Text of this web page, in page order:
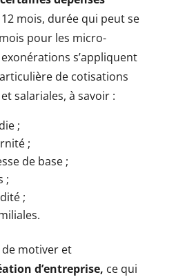
mois, durée qui peut se
pour les micro-
s’appliquent
de cotisations
salariales, à savoir :
;
;
de base ;
;
;
de motiver et
d’entreprise, ce qui